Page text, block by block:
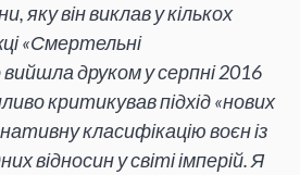
яку він виклав у кількох
«Смертельні
друком у серпні 2016
критикував підхід «нових
класифікацію воєн із
відносин у світі імперій. Я